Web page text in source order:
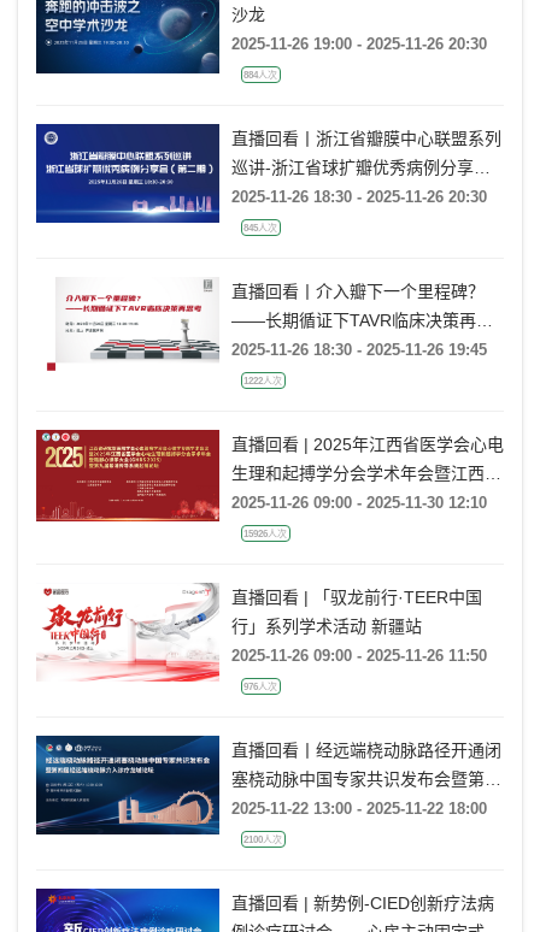
沙龙
2025-11-26 19:00 - 2025-11-26 20:30
884人次
直播回看丨浙江省瓣膜中心联盟系列
巡讲-浙江省球扩瓣优秀病例分享会
（第二期）
2025-11-26 18:30 - 2025-11-26 20:30
845人次
直播回看丨介入瓣下一个里程碑？
——长期循证下TAVR临床决策再思
考
2025-11-26 18:30 - 2025-11-26 19:45
1222人次
直播回看 | 2025年江西省医学会心电
生理和起搏学分会学术年会暨江西省
研究型医院学会心血管病学分会心律
学专题学术会议暨赣鄱心律学大会
系统起搏论坛
2025-11-26 09:00 - 2025-11-30 12:10
15926人次
直播回看 | 「驭龙前行·TEER中国
行」系列学术活动 新疆站
2025-11-26 09:00 - 2025-11-26 11:50
976人次
直播回看丨经远端桡动脉路径开通闭
塞桡动脉中国专家共识发布会暨第四
届经远端桡动脉介入诊疗龙城论坛
2025-11-22 13:00 - 2025-11-22 18:00
2100人次
直播回看 | 新势例-CIED创新疗法病